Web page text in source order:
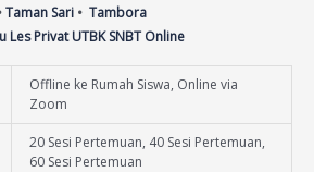
Taman Sari • Tambora
Les Privat UTBK SNBT Online
Offline ke Rumah Siswa, Online via
Zoom
20 Sesi Pertemuan, 40 Sesi Pertemuan,
60 Sesi Pertemuan